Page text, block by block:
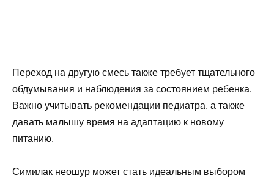
Переход на другую смесь также требует тщательного
обдумывания и наблюдения за состоянием ребенка.
Важно учитывать рекомендации педиатра, а также
давать малышу время на адаптацию к новому
питанию.
Симилак неошур может стать идеальным выбором